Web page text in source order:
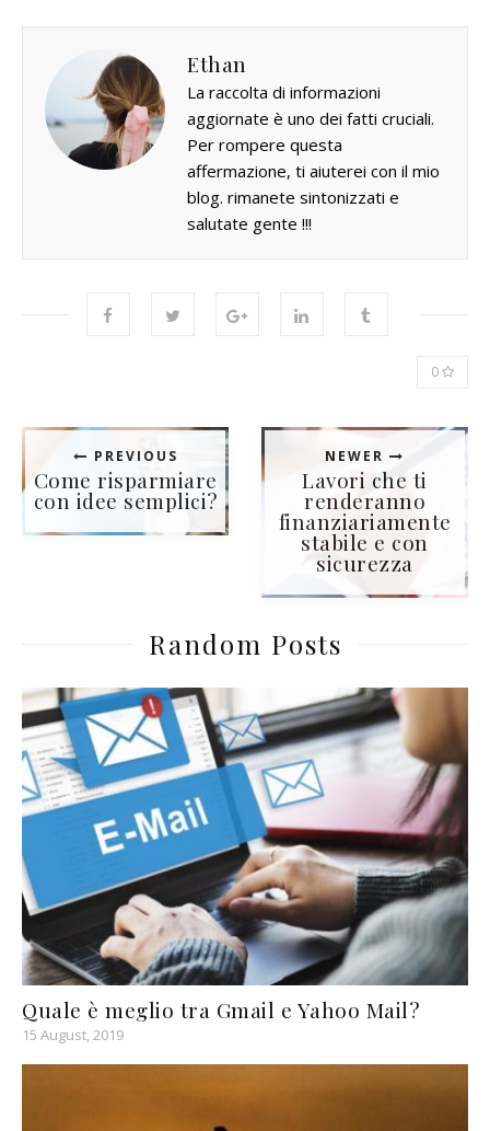
Ethan
La raccolta di informazioni
aggiornate è uno dei fatti cruciali.
Per rompere questa
affermazione, ti aiuterei con il mio
blog. rimanete sintonizzati e
salutate gente !!!
0
PREVIOUS
Come risparmiare
con idee semplici?
NEWER
Lavori che ti
renderanno
finanziariamente
stabile e con
sicurezza
Random Posts
Quale è meglio tra Gmail e Yahoo Mail?
15 August, 2019